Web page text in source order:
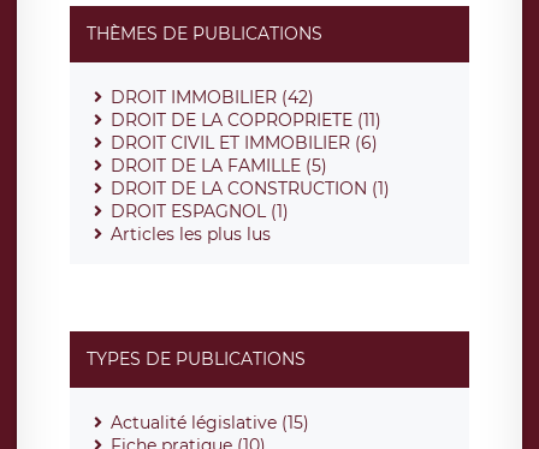
THÈMES DE PUBLICATIONS
DROIT IMMOBILIER (42)
DROIT DE LA COPROPRIETE (11)
DROIT CIVIL ET IMMOBILIER (6)
DROIT DE LA FAMILLE (5)
DROIT DE LA CONSTRUCTION (1)
DROIT ESPAGNOL (1)
Articles les plus lus
TYPES DE PUBLICATIONS
Actualité législative (15)